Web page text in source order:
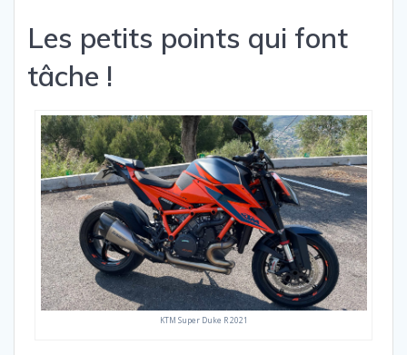
Les petits points qui font
tâche !
KTM Super Duke R 2021